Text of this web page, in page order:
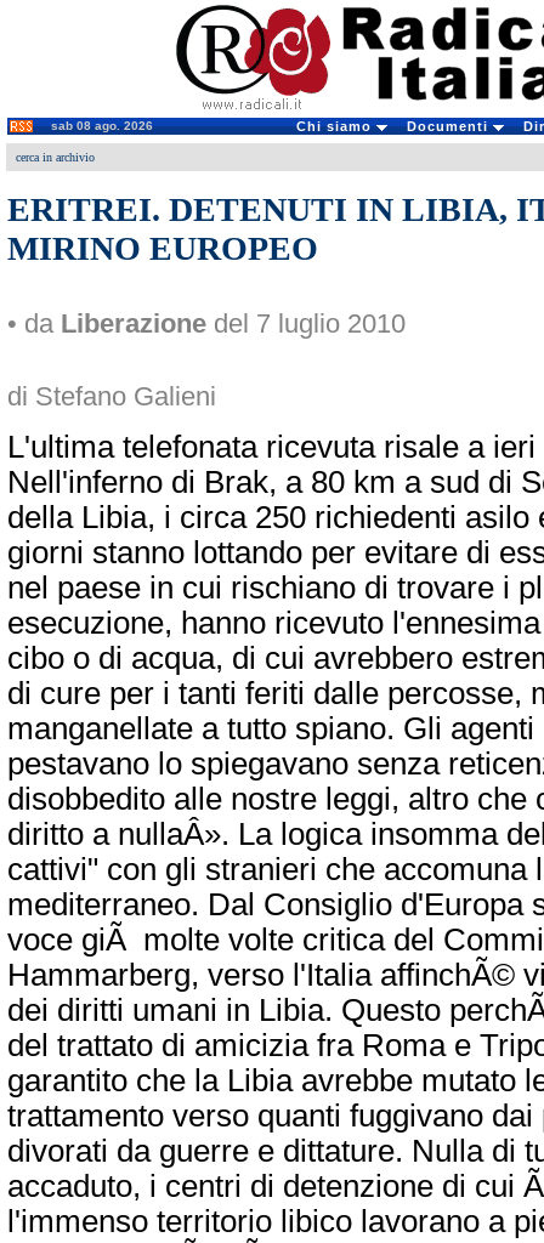
sab 08 ago. 2026 Chi siamo Documenti
cerca in archivio
ERITREI. DETENUTI IN LIBIA,
MIRINO EUROPEO
• da Liberazione del 7 luglio 2010
di Stefano Galieni
L'ultima telefonata ricevuta risale a
Nell'inferno di Brak, a 80 km a sud di
della Libia, i circa 250 richiedenti asilo
giorni stanno lottando per evitare di
nel paese in cui rischiano di trovare i
esecuzione, hanno ricevuto
cibo o di acqua, di cui avrebbero
di cure per i tanti feriti dalle percosse,
manganellate a tutto spiano. Gli
pestavano lo spiegavano senza
disobbedito alle nostre leggi, altro che
diritto a nullaÂ». La logica insomma
cattivi" con gli stranieri che accomuna
mediterraneo. Dal Consiglio d'Europa
voce giÃ molte volte critica del
Hammarberg, verso l'Italia affinchÃ©
dei diritti umani in Libia. Questo
del trattato di amicizia fra Roma e
garantito che la Libia avrebbe mutato
trattamento verso quanti fuggivano dai
divorati da guerre e dittature. Nulla di
accaduto, i centri di detenzione di cui
l'immenso territorio libico lavorano a